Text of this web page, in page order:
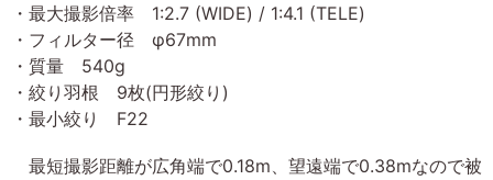
・最大撮影倍率 1:2.7 (WIDE) / 1:4.1 (TELE)
・フィルター径 φ67mm
・質量 540g
・絞り羽根 9枚(円形絞り)
・最小絞り F22
最短撮影距離が広角端で0.18m、望遠端で0.38mなので被